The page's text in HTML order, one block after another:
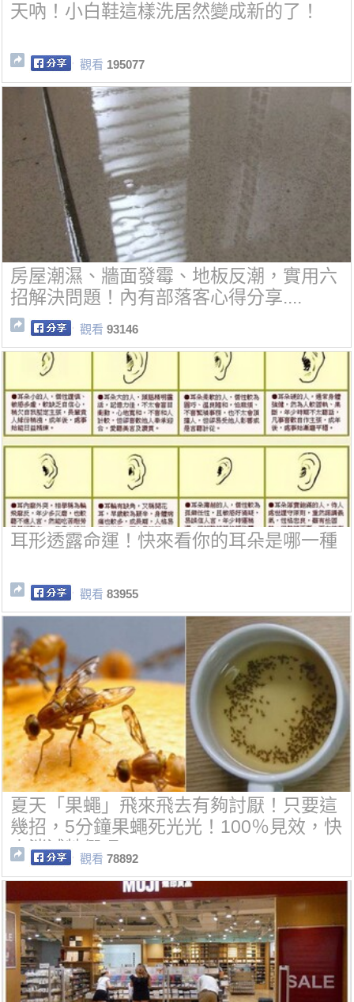
天吶！小白鞋這樣洗居然變成新的了！
觀看 195077
房屋潮濕、牆面發霉、地板反潮，實用六
招解決問題！內有部落客心得分享....
觀看 93146
耳形透露命運！快來看你的耳朵是哪一種
觀看 83955
夏天「果蠅」飛來飛去有夠討厭！只要這
幾招，5分鐘果蠅死光光！100％見效，快
來消滅牠們吧~
觀看 78892